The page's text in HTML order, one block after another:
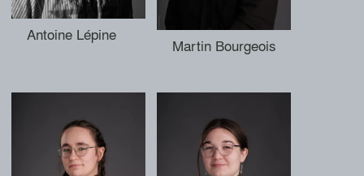
Antoine Lépine
Martin Bourgeois